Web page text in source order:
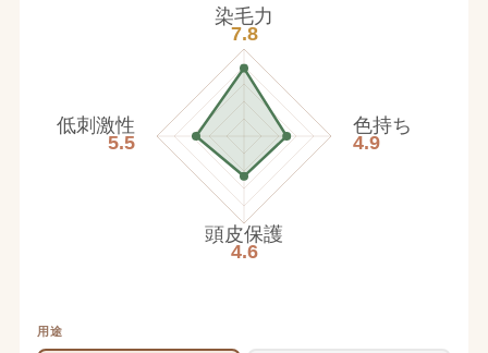
染毛力
7.8
色持ち
4.9
頭皮保護
4.6
低刺激性
5.5
用途